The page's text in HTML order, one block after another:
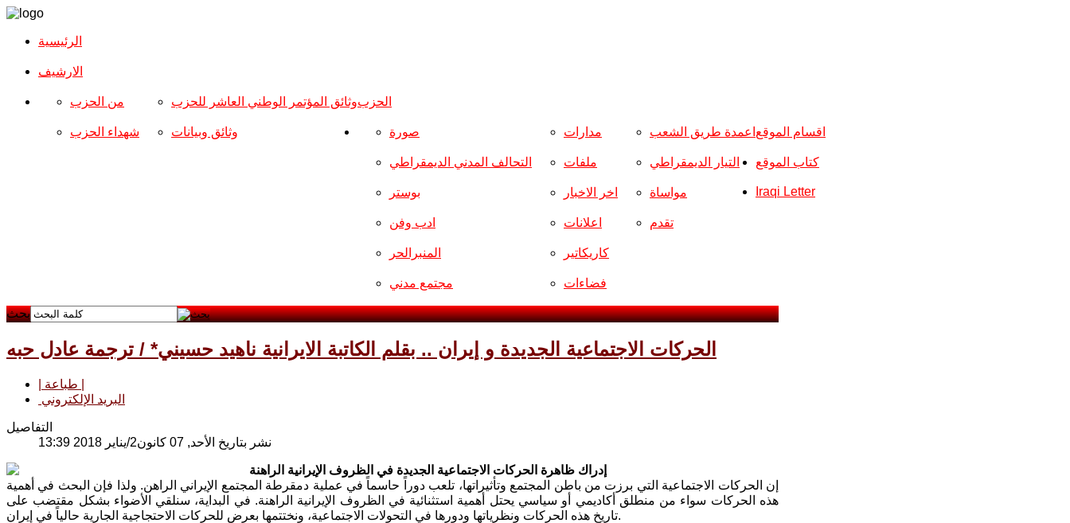
الرئيسية
الارشیف
الحزب من الحزب
شهداء الحزب
وثائق المؤتمر الوطني العاشر للحزب
وثائق وبيانات اقسام الموقع صورة
التحالف المدني الديمقراطي
بوستر
ادب وفن
المنبرالحر
مجتمع مدني
مدارات
ملفات
اخر الاخبار
اعلانات
كاريكاتير
فضاءات
اعمدة طريق الشعب
التيار الديمقراطي
مواساة
تقدم
كتاب الموقع
Iraqi Letter
بحث
الحركات الاجتماعية الجديدة و إيران .. بقلم الكاتبة الايرانية ناهيد حسيني* / ترجمة عادل حبه
البريد الإلكتروني
التفاصيل
نشر بتاريخ الأحد, 07 كانون2/يناير 2018 13:39
إدراك ظاهرة الحركات الاجتماعية الجديدة في الظروف الإيرانية الراهنة
إن الحركات الاجتماعية التي برزت من باطن المجتمع وتأثيراتها، تلعب دوراً حاسماً في عملية دمقرطة المجتمع الإيراني الراهن. ولذا فإن البحث في أهمية
هذه الحركات سواء من منطلق أكاديمي أو سياسي يحتل أهمية استثنائية في الظروف الإيرانية الراهنة. في البداية، سنلقي الأضواء بشكل مقتضب على
تاريخ هذه الحركات ونظرياتها ودورها في التحولات الاجتماعية، ونختتمها بعرض للحركات الاحتجاجية الجارية حالياً في إيران.